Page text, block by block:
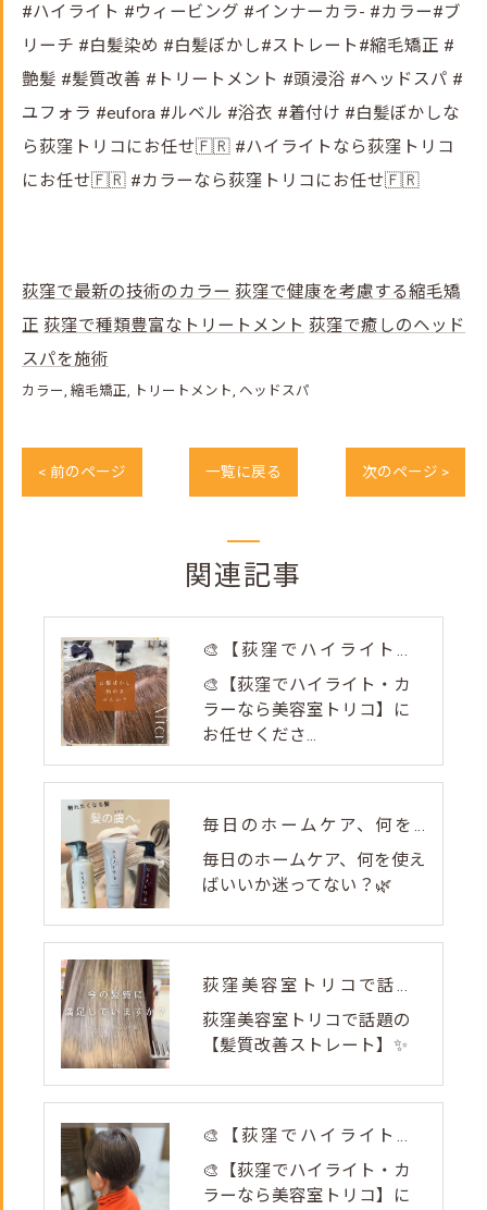
#ハイライト #ウィービング #インナーカラ- #カラー#ブ
リーチ #白髪染め #白髪ぼかし#ストレート#縮毛矯正 #
艶髪 #髪質改善 #トリートメント #頭浸浴 #ヘッドスパ #
ユフォラ #eufora #ルベル #浴衣 #着付け #白髪ぼかしな
ら荻窪トリコにお任せ🇫🇷 #ハイライトなら荻窪トリコ
にお任せ🇫🇷 #カラーなら荻窪トリコにお任せ🇫🇷
荻窪で最新の技術のカラー 荻窪で健康を考慮する縮毛矯
正 荻窪で種類豊富なトリートメント 荻窪で癒しのヘッド
スパを施術
カラー 縮毛矯正 トリートメント ヘッドスパ
< 前のページ 一覧に戻る 次のページ >
関連記事
🎨【荻窪でハイライト・カラーなら美容室トリコ】にお任せくださ...
🎨【荻窪でハイライト・カ
ラーなら美容室トリコ】に
お任せくださ...
毎日のホームケア、何を使えばいいか迷ってない？🌿
毎日のホームケア、何を使え
ばいいか迷ってない？🌿
荻窪美容室トリコで話題の【髪質改善ストレート】✨
荻窪美容室トリコで話題の
【髪質改善ストレート】✨
🎨【荻窪でハイライト・カラーなら美容室トリコ】にお任せくださ...
🎨【荻窪でハイライト・カ
ラーなら美容室トリコ】に